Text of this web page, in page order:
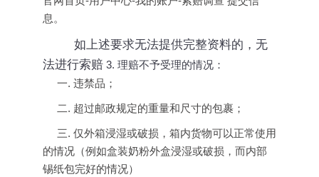
息。
如上述要求无法提供完整资料的，无
法进行索赔 3. 理赔不予受理的情况 ：
一. 违禁品；
二. 超过邮政规定的重量和尺寸的包裹；
三. 仅外箱浸湿或破损，箱内货物可以正常使用
的情况（例如盒装奶粉外盒浸湿或破损，而内部
锡纸包完好的情况）